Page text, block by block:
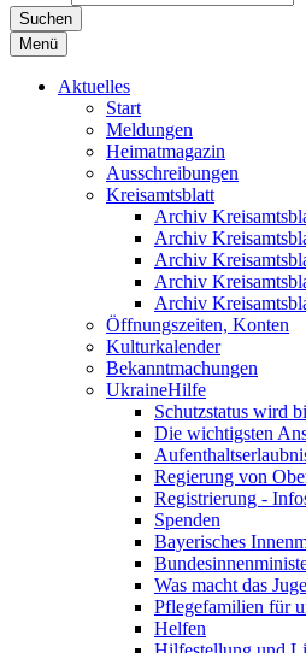
Suchen
Menü
Aktuelles
Start
Meldungen
Heimatmagazin
Ausschreibungen
Kreisamtsblatt
Archiv
Archiv
Archiv
Archiv
Archiv
Öffnungszeiten, Konten
Kulturkalender
Bekanntmachungen
UkraineHilfe
Schutzstatus wird
Die wichtigsten
Regierung von
Registrierung -
Spenden
Bayerisches
Was macht das
Pflegefamilien für
Helfen